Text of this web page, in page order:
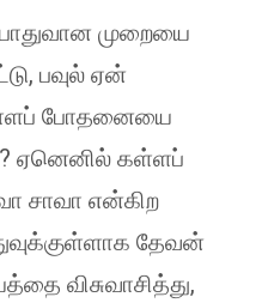
முறையை
பவுல் ஏன்
போதனையை
ஏனெனில் கள்ளப்
சாவா என்கிற
தேவன்
விசுவாசித்து,